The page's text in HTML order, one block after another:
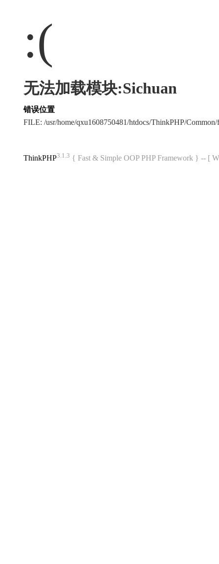
:(
无法加载模块:Sichuan
错误位置
FILE: /usr/home/qxu1608750481/htdocs/ThinkPHP/
ThinkPHP3.1.3 { Fast & Simple OOP PHP Framework } -- [